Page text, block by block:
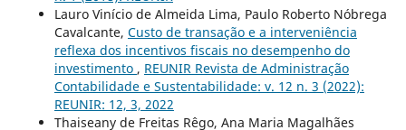
Lauro Vinício de Almeida Lima, Paulo Roberto Nóbrega
Cavalcante, Custo de transação e a interveniência
reflexa dos incentivos fiscais no desempenho do
investimento , REUNIR Revista de Administração
Contabilidade e Sustentabilidade: v. 12 n. 3 (2022):
REUNIR: 12, 3, 2022
Thaiseany de Freitas Rêgo, Ana Maria Magalhães